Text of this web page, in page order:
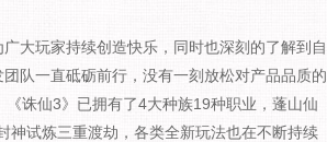
玩家持续创造快乐，同时也深刻的了解到自
队一直砥砺前行，没有一刻放松对产品品质的
《诛仙3》已拥有了4大种族19种职业，蓬山仙
神试炼三重渡劫，各类全新玩法也在不断持续